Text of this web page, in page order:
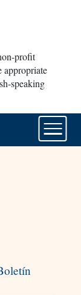
profit
appropriate
speaking